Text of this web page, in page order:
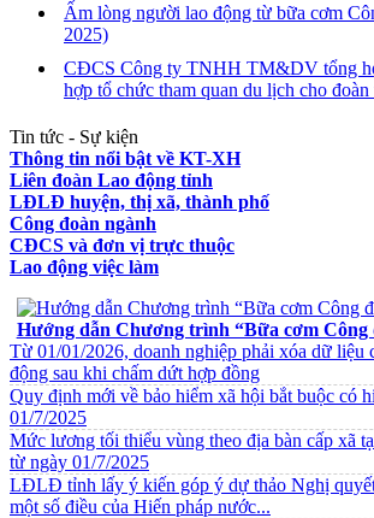
Ấm lòng người lao động từ bữa cơm
2025)
CĐCS Công ty TNHH TM&DV tổng
hợp tổ chức tham quan du lịch cho đoàn
Tin tức - Sự kiện
Thông tin nổi bật về KT-XH
Liên đoàn Lao động tỉnh
LĐLĐ huyện, thị xã, thành phố
Công đoàn ngành
CĐCS và đơn vị trực thuộc
Lao động việc làm
Hướng dẫn Chương trình “Bữa cơm Công
Từ 01/01/2026, doanh nghiệp phải xóa dữ liệu
động sau khi chấm dứt hợp đồng
Quy định mới về bảo hiểm xã hội bắt buộc có
01/7/2025
Mức lương tối thiểu vùng theo địa bàn cấp xã
từ ngày 01/7/2025
LĐLĐ tỉnh lấy ý kiến góp ý dự thảo Nghị
một số điều của Hiến pháp nước...